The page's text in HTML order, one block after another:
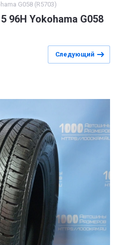
G058 (R5703)
96H Yokohama G058
Следующий